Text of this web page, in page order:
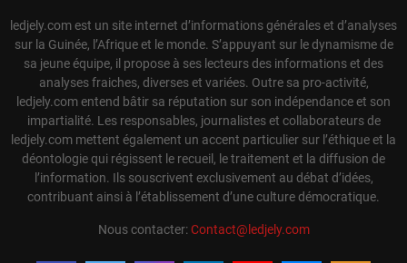
ledjely.com est un site internet d’informations générales et d’analyses
sur la Guinée, l’Afrique et le monde. S’appuyant sur le dynamisme de
sa jeune équipe, il propose à ses lecteurs des informations et des
analyses fraiches, diverses et variées. Outre sa pro-activité,
ledjely.com entend bâtir sa réputation sur son indépendance et son
impartialité. Les responsables, journalistes et collaborateurs de
ledjely.com mettent également un accent particulier sur l’éthique et la
déontologie qui régissent le recueil, le traitement et la diffusion de
l’information. Ils souscrivent exclusivement au débat d’idées,
contribuant ainsi à l’établissement d’une culture démocratique.
Nous contacter:Contact@ledjely.com